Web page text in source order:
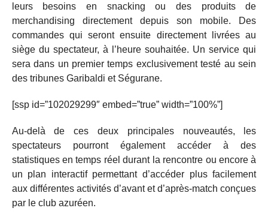
leurs besoins en snacking ou des produits de
merchandising directement depuis son mobile. Des
commandes qui seront ensuite directement livrées au
siège du spectateur, à l’heure souhaitée. Un service qui
sera dans un premier temps exclusivement testé au sein
des tribunes Garibaldi et Ségurane.
[ssp id=”102029299″ embed=”true” width=”100%”]
Au-delà de ces deux principales nouveautés, les
spectateurs pourront également accéder à des
statistiques en temps réel durant la rencontre ou encore à
un plan interactif permettant d’accéder plus facilement
aux différentes activités d’avant et d’après-match conçues
par le club azuréen.